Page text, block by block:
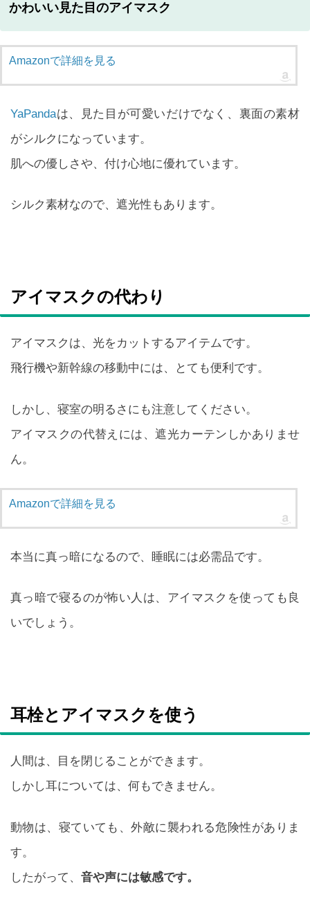
かわいい見た目のアイマスク
Amazonで詳細を見る
YaPandaは、見た目が可愛いだけでなく、裏面の素材
がシルクになっています。
肌への優しさや、付け心地に優れています。
シルク素材なので、遮光性もあります。
アイマスクの代わり
アイマスクは、光をカットするアイテムです。
飛行機や新幹線の移動中には、とても便利です。
しかし、寝室の明るさにも注意してください。
アイマスクの代替えには、遮光カーテンしかありませ
ん。
Amazonで詳細を見る
本当に真っ暗になるので、睡眠には必需品です。
真っ暗で寝るのが怖い人は、アイマスクを使っても良
いでしょう。
耳栓とアイマスクを使う
人間は、目を閉じることができます。
しかし耳については、何もできません。
動物は、寝ていても、外敵に襲われる危険性がありま
す。
したがって、 音や声には敏感です。